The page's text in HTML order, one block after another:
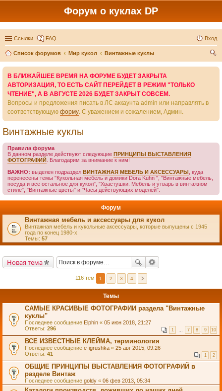
Форум о куклах DP
Ссылки FAQ Вход
Список форумов Мир кукол
Винтажные куклы
В БЛИЖАЙШЕЕ ВРЕМЯ НА ФОРУМЕ БУДЕТ ЗАКРЫТА
АВТОРИЗАЦИЯ, ТО ЕСТЬ САЙТ ПЕРЕЙДЕТ В РЕЖИМ "ТОЛЬКО
ЧТЕНИЕ", А В АВГУСТЕ 2026 БУДЕТ ЗАКРЫТ СОВСЕМ.
Вопросы и предложения писать в ЛС аккаунта admin или направлять в
соответствующую форму. С уважением и сожалением, Админ.
Винтажные куклы
Правила форума
В данном разделе действуют следующие ПРИНЦИПЫ ВЫСТАВЛЕНИЯ
ФОТОГРАФИЙ . Благодарим за внимание к ним!
ВАЖНО: выделен подраздел ВИНТАЖНАЯ МЕБЕЛЬ И АКСЕССУАРЫ , куда
перенесены темы "Кукольная мебель и домики Dora Kuhn ", "Винтажные мебель,
посуда и все остальное для кукол", "Хвастушки. Мебель и утварь в винтажном
стиле", "Винтажные цветы" и "Часы действующих моделей".
Форум
Винтажная мебель и аксессуары для кукол
Винтажная мебель и кукольные аксессуары, которые выпущены с 1945
года по конец 1980-х
Темы: 57
Новая тема
116 тем 1 2 3 4
Темы
САМЫЕ КРАСИВЫЕ ФОТОГРАФИИ раздела "Винтажные
куклы"
Последнее сообщение Elphin « 05 июн 2018, 21:27
Ответы: 296 1 … 7 8 9 10
ВСЕ ИЗВЕСТНЫЕ КЛЕЙМА, терминология
Последнее сообщение e-igrushka « 25 авг 2015, 09:26
Ответы: 41 1 2
ОБЩИЕ ПРИНЦИПЫ ВЫСТАВЛЕНИЯ ФОТОГРАФИЙ в
разделе Винтаж
Последнее сообщение goldy « 06 фев 2013, 05:34